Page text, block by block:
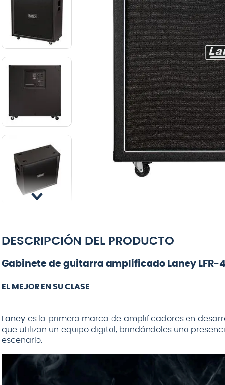
DESCRIPCIÓN DEL PRODUCTO
Gabinete de guitarra amplificado Laney LFR-
EL MEJOR EN SU CLASE
Laney es la primera marca de amplificadores en
que utilizan un equipo digital, brindándoles una
escenario.
negro - 6
VOX
8.
9.
10.